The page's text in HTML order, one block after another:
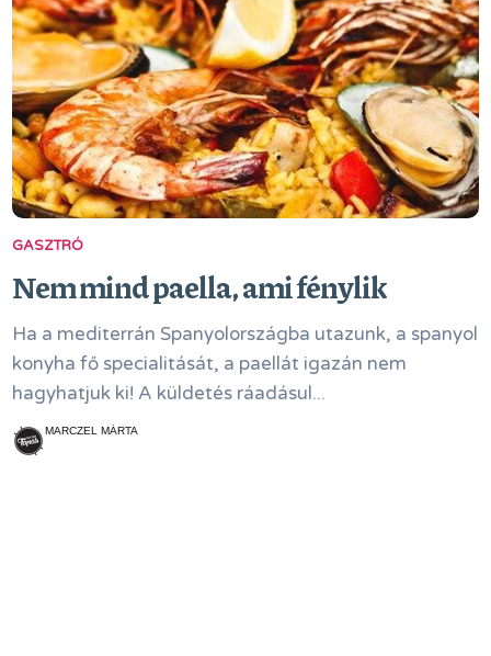
GASZTRÓ
Nem mind paella, ami fénylik
Ha a mediterrán Spanyolországba utazunk, a spanyol
konyha fő specialitását, a paellát igazán nem
hagyhatjuk ki! A küldetés ráadásul...
MARCZEL MÁRTA